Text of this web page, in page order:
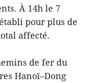
À 14h le 7
pour plus de
affecté.
de fer du
Hanoï–Dong